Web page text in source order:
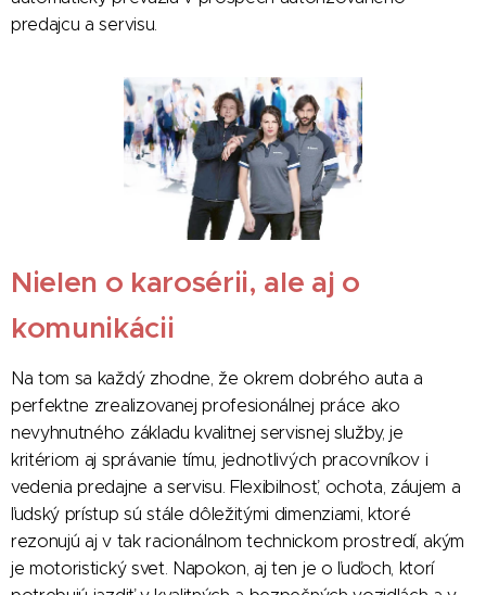
predajcu a servisu.
Nielen o karosérii, ale aj o
komunikácii
Na tom sa každý zhodne, že okrem dobrého auta a
perfektne zrealizovanej profesionálnej práce ako
nevyhnutného základu kvalitnej servisnej služby, je
kritériom aj správanie tímu, jednotlivých pracovníkov i
vedenia predajne a servisu. Flexibilnosť, ochota, záujem a
ľudský prístup sú stále dôležitými dimenziami, ktoré
rezonujú aj v tak racionálnom technickom prostredí, akým
je motoristický svet. Napokon, aj ten je o ľuďoch, ktorí